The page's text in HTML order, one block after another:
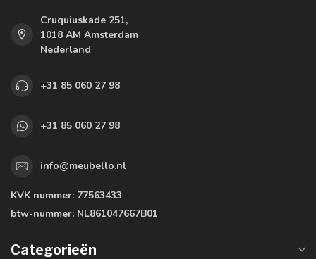
Cruquiuskade 251,
1018 AM Amsterdam
Nederland
+31 85 060 27 98
+31 85 060 27 98
info@meubello.nl
KVK nummer: 77563433
btw-nummer: NL861047667B01
Categorieën